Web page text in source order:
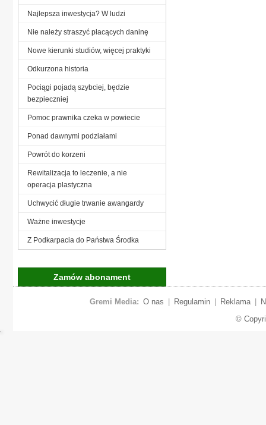
Najlepsza inwestycja? W ludzi
Nie należy straszyć płacących daninę
Nowe kierunki studiów, więcej praktyki
Odkurzona historia
Pociągi pojadą szybciej, będzie
bezpieczniej
Pomoc prawnika czeka w powiecie
Ponad dawnymi podziałami
Powrót do korzeni
Rewitalizacja to leczenie, a nie
operacja plastyczna
Uchwycić długie trwanie awangardy
Ważne inwestycje
Z Podkarpacia do Państwa Środka
Zamów abonament
Gremi Media: O nas Regulamin Reklama
©